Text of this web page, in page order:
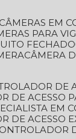
CÂMERAS EM
PARA
FECHADO
CÂMERA
DE
DE ACESSO
EM
DE ACESSO